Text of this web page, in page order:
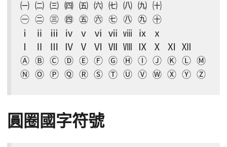
㈠ ㈡ ㈢ ㈣ ㈤ ㈥ ㈦ ㈧ ㈨ ㈩
㊀ ㊁ ㊂ ㊃ ㊄ ㊅ ㊆ ㊇ ㊈ ㊉
ⅰ ⅱ ⅲ ⅳ ⅴ ⅵ ⅶ ⅷ ⅸ ⅹ
Ⅰ Ⅱ Ⅲ Ⅳ Ⅴ Ⅵ Ⅶ Ⅷ Ⅸ Ⅹ Ⅺ Ⅻ
Ⓐ Ⓑ Ⓒ Ⓓ Ⓔ Ⓕ Ⓖ Ⓗ Ⓘ Ⓙ Ⓚ Ⓛ Ⓜ
Ⓝ Ⓞ Ⓟ Ⓠ Ⓡ Ⓢ Ⓣ Ⓤ Ⓥ Ⓦ Ⓧ Ⓨ Ⓩ
圓圈國字符號